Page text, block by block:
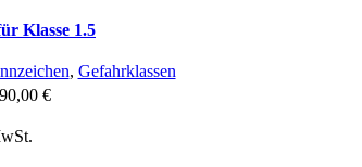
Klasse 1.5
, Gefahrklassen
€